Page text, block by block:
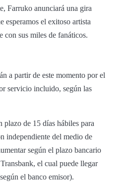
Farruko anunciará una gira
esperamos el exitoso artista
con sus miles de fanáticos.
a partir de este momento por el
servicio incluido, según las
plazo de 15 días hábiles para
independiente del medio de
según el plazo bancario
el cual puede llegar
el banco emisor).